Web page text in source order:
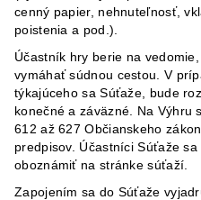
cenný papier, nehnuteľnosť,
poistenia a pod.).
Účastník hry berie na
vymáhať súdnou cestou. V
týkajúceho sa Súťaže, bude
konečné a záväzné. Na Výhru
612 až 627 Občianskeho
predpisov. Účastníci Súťaže
oboznámiť na stránke súťaží.
Zapojením sa do Súťaže